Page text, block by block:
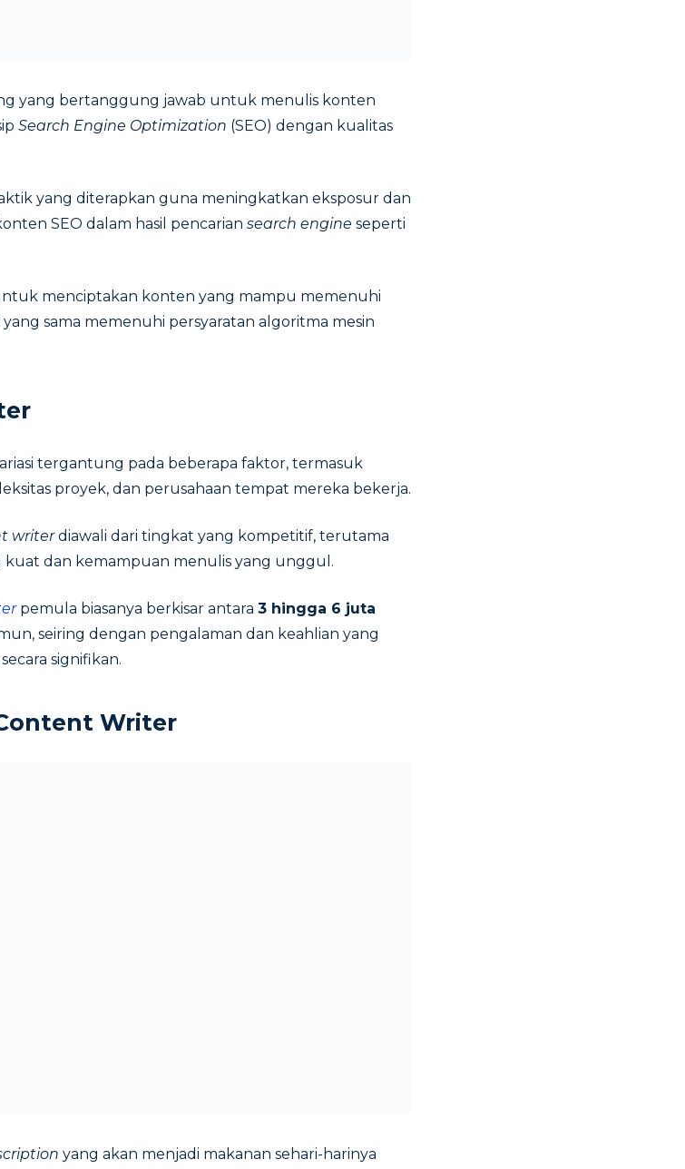
yang bertanggung jawab untuk menulis konten
Search Engine Optimization (SEO) dengan kualitas
yang diterapkan guna meningkatkan eksposur dan
SEO dalam hasil pencarian search engine seperti
menciptakan konten yang mampu memenuhi
sama memenuhi persyaratan algoritma mesin
tergantung pada beberapa faktor, termasuk
proyek, dan perusahaan tempat mereka bekerja.
writerdiawali dari tingkat yang kompetitif, terutama
kuat dan kemampuan menulis yang unggul.
pemula biasanya berkisar antara 3 hingga 6 juta
seiring dengan pengalaman dan keahlian yang
signifikan.
Writer
yang akan menjadi makanan sehari-harinya